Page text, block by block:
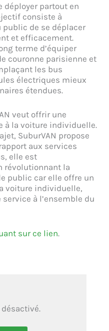
déployer partout en
consiste à
de se déplacer
et efficacement.
terme d’équiper
couronne parisienne et
les bus
électriques mieux
étendues.
veut offrir une
à la voiture individuelle.
SuburVAN propose
aux services
elle est
révolutionnant la
public car elle offre un
voiture individuelle,
à l’ensemble du
sur ce lien.
désactivé.